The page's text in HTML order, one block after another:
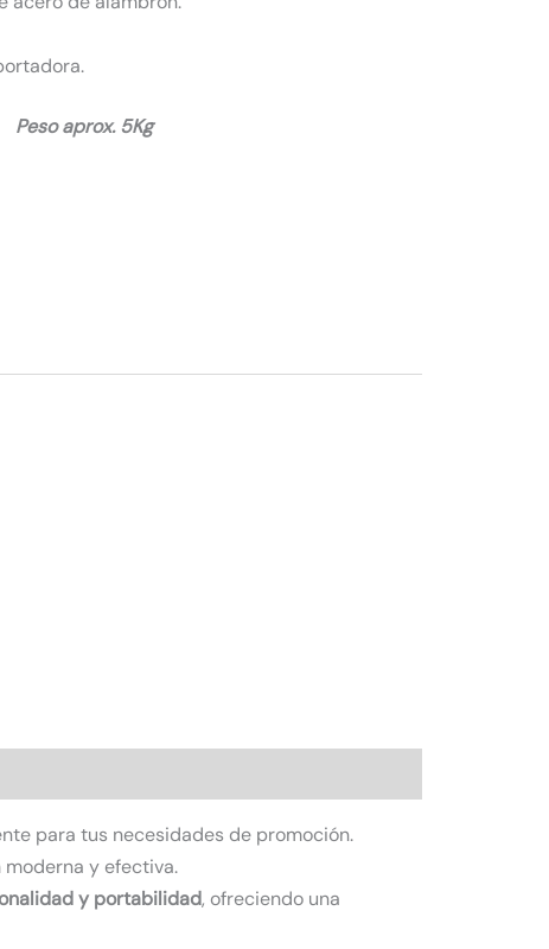
aprox. 5Kg
para tus necesidades de promoción.
y efectiva.
y portabilidad, ofreciendo una